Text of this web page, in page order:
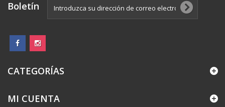
Boletín
CATEGORÍAS
MI CUENTA